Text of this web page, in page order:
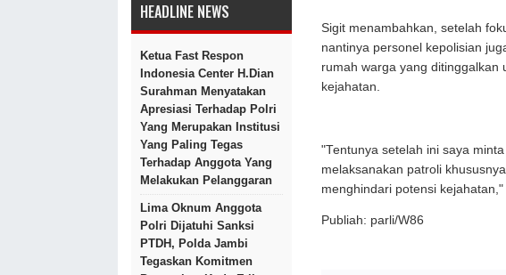
HEADLINE NEWS
Ketua Fast Respon
Indonesia Center H.Dian
Surahman Menyatakan
Apresiasi Terhadap Polri
Yang Merupakan Institusi
Yang Paling Tegas
Terhadap Anggota Yang
Melakukan Pelanggaran
Lima Oknum Anggota
Polri Dijatuhi Sanksi
PTDH, Polda Jambi
Tegaskan Komitmen
Sigit menambahkan, setelah
nantinya personel kepolisian
rumah warga yang ditinggalkan
kejahatan.
"Tentunya setelah ini saya
melaksanakan patroli
menghindari potensi kejahatan,"
Publiah: parli/W86